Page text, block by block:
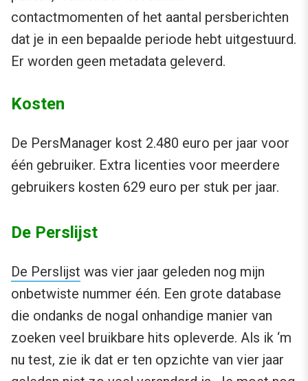
contactmomenten of het aantal persberichten
dat je in een bepaalde periode hebt uitgestuurd.
Er worden geen metadata geleverd.
Kosten
De PersManager kost 2.480 euro per jaar voor
één gebruiker. Extra licenties voor meerdere
gebruikers kosten 629 euro per stuk per jaar.
De Perslijst
De Perslijst was vier jaar geleden nog mijn
onbetwiste nummer één. Een grote database
die ondanks de nogal onhandige manier van
zoeken veel bruikbare hits opleverde. Als ik ‘m
nu test, zie ik dat er ten opzichte van vier jaar